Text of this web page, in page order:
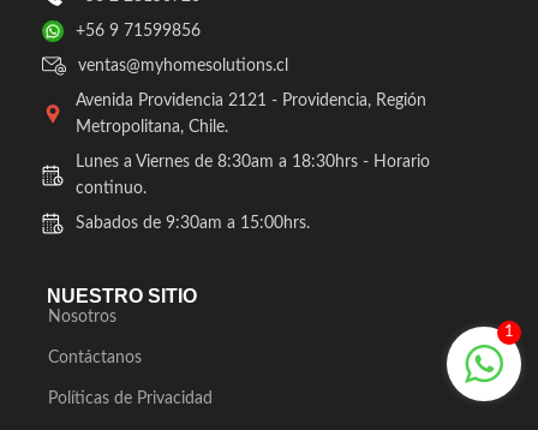
+56 9 71599856
ventas@myhomesolutions.cl
Avenida Providencia 2121 - Providencia, Región
Metropolitana, Chile.
Lunes a Viernes de 8:30am a 18:30hrs - Horario
continuo.
Sabados de 9:30am a 15:00hrs.
NUESTRO SITIO
Nosotros
Contáctanos
Políticas de Privacidad
1